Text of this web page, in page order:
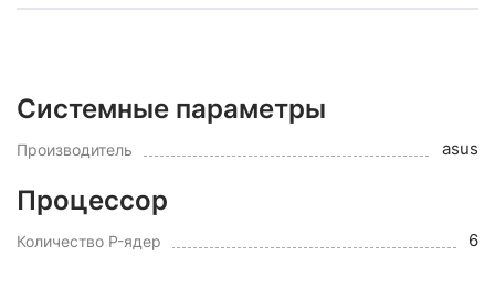
Системные параметры
Производитель asus
Процессор
Количество P-ядер 6